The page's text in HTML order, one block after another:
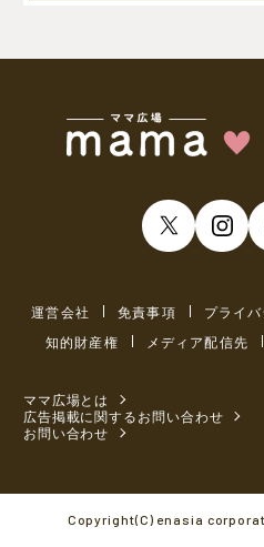
運営会社 免責事項 プライ
知的財産権
メディア配信先
ママ広場とは
広告掲載に関するお問い合わせ
お問い合わせ
Copyright(C) enasia